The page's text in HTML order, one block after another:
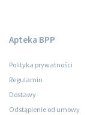
Apteka BPP
Polityka prywatności
Regulamin
Dostawy
Odstąpienie od umowy